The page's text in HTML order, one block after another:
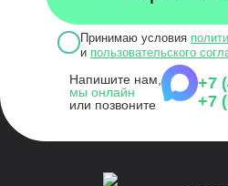
Принимаю условия
и пользовательского
Напишите нам,
мы онлайн
или позвоните
+7
+7